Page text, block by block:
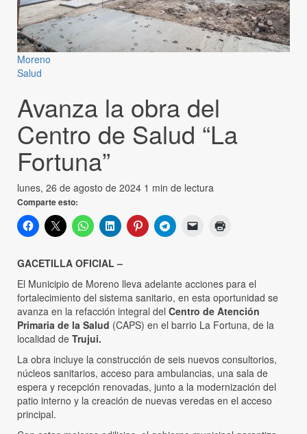
Moreno
Salud
Avanza la obra del
Centro de Salud “La
Fortuna”
lunes, 26 de agosto de 2024 1 min de lectura
Comparte esto:
GACETILLA OFICIAL –
El Municipio de Moreno lleva adelante acciones para el
fortalecimiento del sistema sanitario, en esta oportunidad se
avanza en la refacción integral del Centro de Atención
Primaria de la Salud (CAPS) en el barrio La Fortuna, de la
localidad de Trujui.
La obra incluye la construcción de seis nuevos consultorios,
núcleos sanitarios, acceso para ambulancias, una sala de
espera y recepción renovadas, junto a la modernización del
patio interno y la creación de nuevas veredas en el acceso
principal.